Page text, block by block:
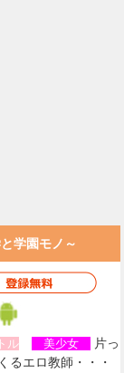
学園モノ～
ル 美少女
片っ
るエロ教師・・・